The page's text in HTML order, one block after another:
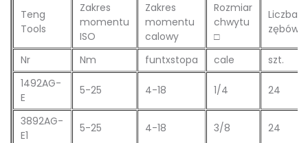
Teng
Tools
Zakres
momentu
ISO
Zakres
momentu
calowy
Rozmiar
chwytu
□
Liczba
zębów
Nr Nm funtxstopa cale
szt.
1492AG-
E
5-25 4-18 1/4 24
3892AG-
E1
5-25 4-18 3/8 24